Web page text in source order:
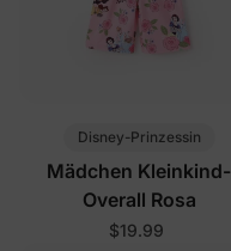
Disney-Prinzessin
Mädchen Kleinkind-
Overall Rosa
$19.99